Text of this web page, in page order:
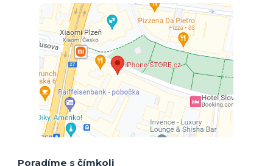
Poradíme s čímkoli